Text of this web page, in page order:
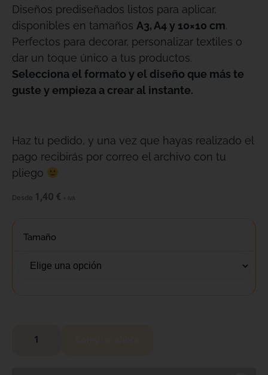
Diseños prediseñados listos para aplicar,
disponibles en tamaños A3, A4 y 10×10 cm.
Perfectos para decorar, personalizar textiles o
dar un toque único a tus productos.
Selecciona el formato y el diseño que más te
guste y empieza a crear al instante.
Haz tu pedido, y una vez que hayas realizado el
pago recibirás por correo el archivo con tu
pliego
Desde 1,40 € + IVA
Tamaño